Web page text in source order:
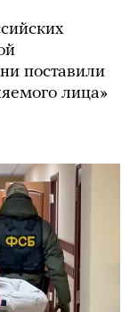
поставили
лица»